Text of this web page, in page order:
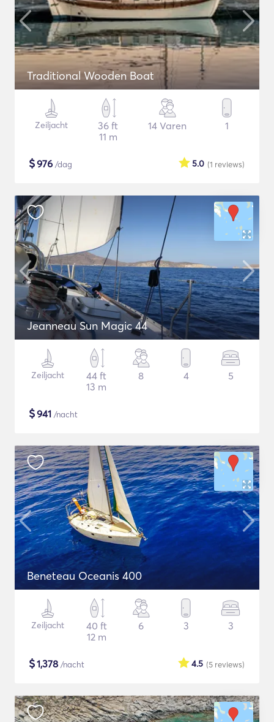
Traditional Wooden Boat
Zeiljacht
36 ft
11 m
14 Varen 1
$976 /dag (1 reviews)
5.0
Jeanneau Sun Magic 44
Zeiljacht
44 ft
13 m
8 4 5
$941 /nacht
Beneteau Oceanis 400
Zeiljacht
40 ft
12 m
6 3 3
$1,378 /nacht (5 reviews)
4.5